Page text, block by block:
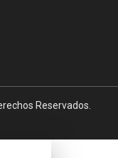
Reservados.